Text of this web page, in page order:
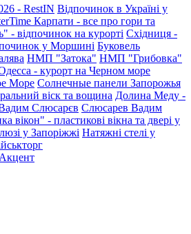
- RestIN Відпочинок в Україні у
Карпати - все про гори та
- відпочинок на курорті Східниця -
у Моршині Буковель
НМП "Затока" НМП "Грибовка"
- курорт на Черном море
Море Солнечные панели Запорожья
віск та вощина Долина Меду -
Слюсарєв Слюсарев Вадим
вікон" - пластикові вікна та двері у
у Запоріжжі Натяжні стелі у